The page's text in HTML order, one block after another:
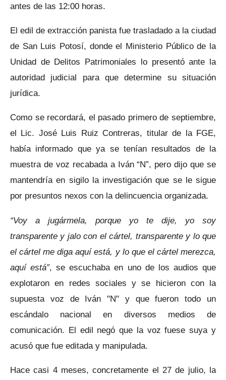
antes de las 12:00 horas.
El edil de extracción panista fue trasladado a la ciudad
de San Luis Potosí, donde el Ministerio Público de la
Unidad de Delitos Patrimoniales lo presentó ante la
autoridad judicial para que determine su situación
jurídica.
Como se recordará, el pasado primero de septiembre,
el Lic. José Luis Ruiz Contreras, titular de la FGE,
había informado que ya se tenían resultados de la
muestra de voz recabada a Iván “N”, pero dijo que se
mantendría en sigilo la investigación que se le sigue
por presuntos nexos con la delincuencia organizada.
“Voy a jugármela, porque yo te dije, yo soy
transparente y jalo con el cártel, transparente y lo que
el cártel me diga aquí está, y lo que el cártel merezca,
aquí está”, se escuchaba en uno de los audios que
explotaron en redes sociales y se hicieron con la
supuesta voz de Iván "N" y que fueron todo un
escándalo nacional en diversos medios de
comunicación. El edil negó que la voz fuese suya y
acusó que fue editada y manipulada.
Hace casi 4 meses, concretamente el 27 de julio, la